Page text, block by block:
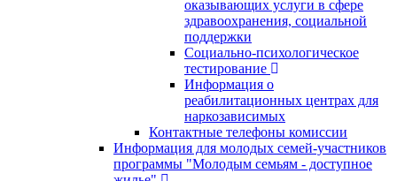
оказывающих услуги в сфере
здравоохранения, социальной
поддержки
Социально-психологическое
тестирование
Информация о
реабилитационных центрах для
наркозависимых
Контактные телефоны комиссии
Информация для молодых семей-участников
программы "Молодым семьям - доступное